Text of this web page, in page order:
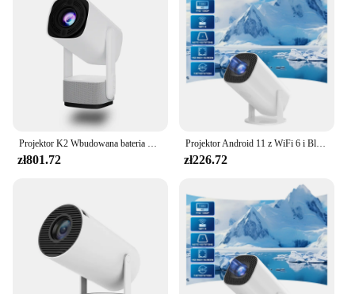
zł801.72
Projektor Android 11 z WiFi 6 i Bluetooth Inteligentny mini przenośny projektor 2,4 g 5,8 g Kieszonkowy na zewnątrz
zł226.72